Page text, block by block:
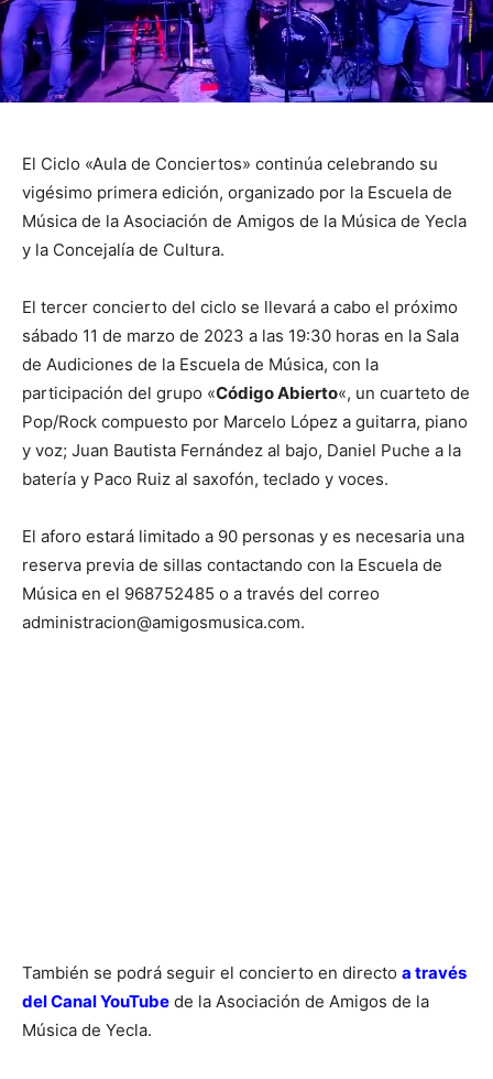
El Ciclo «Aula de Conciertos» continúa celebrando su
vigésimo primera edición, organizado por la Escuela de
Música de la Asociación de Amigos de la Música de Yecla
y la Concejalía de Cultura.
El tercer concierto del ciclo se llevará a cabo el próximo
sábado 11 de marzo de 2023 a las 19:30 horas en la Sala
de Audiciones de la Escuela de Música, con la
participación del grupo «Código Abierto«, un cuarteto de
Pop/Rock compuesto por Marcelo López a guitarra, piano
y voz; Juan Bautista Fernández al bajo, Daniel Puche a la
batería y Paco Ruiz al saxofón, teclado y voces.
El aforo estará limitado a 90 personas y es necesaria una
reserva previa de sillas contactando con la Escuela de
Música en el 968752485 o a través del correo
administracion@amigosmusica.com.
También se podrá seguir el concierto en directo a través
del Canal YouTube de la Asociación de Amigos de la
Música de Yecla.